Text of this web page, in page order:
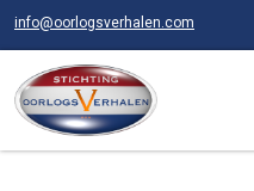
info@oorlogsverhalen.com